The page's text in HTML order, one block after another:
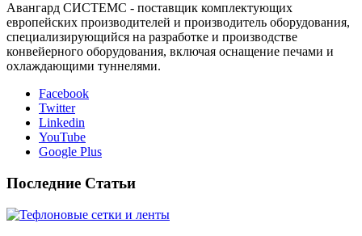
Авангард СИСТЕМС - поставщик комплектующих
европейских производителей и производитель оборудования,
специализирующийся на разработке и производстве
конвейерного оборудования, включая оснащение печами и
охлаждающими туннелями.
Facebook
Twitter
Linkedin
YouTube
Google Plus
Последние Статьи